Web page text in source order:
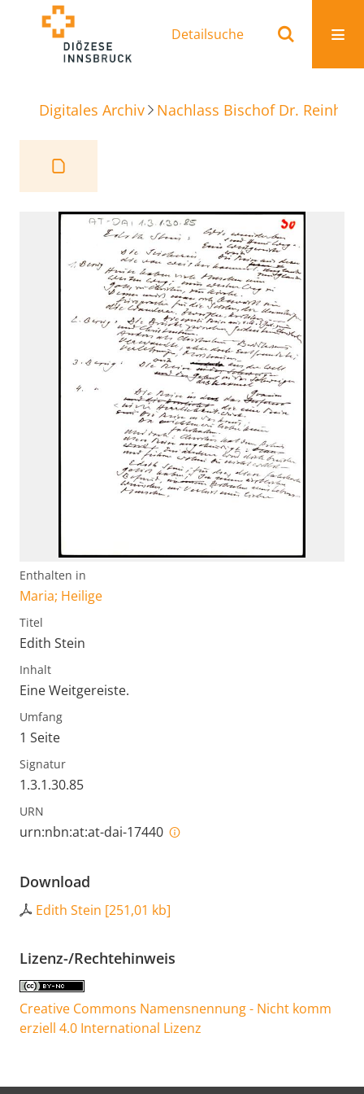
Detailsuche
Digitales Archiv Nachlass Bischof Dr.
Enthalten in
Maria; Heilige
Titel
Edith Stein
Inhalt
Eine Weitgereiste.
Umfang
1 Seite
Signatur
1.3.1.30.85
URN
urn:nbn:at:at-dai-17440
Download
Edith Stein [251,01 kb]
Lizenz-/Rechtehinweis
Creative Commons Namensnennung - Nicht komm
erziell 4.0 International Lizenz